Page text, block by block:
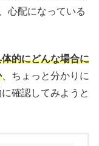
心配になっている
体的にどんな場合に
、ちょっと分かりに
確認してみようと